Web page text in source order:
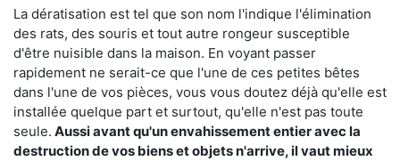
La dératisation est tel que son nom l'indique l'élimination
des rats, des souris et tout autre rongeur susceptible
d'être nuisible dans la maison. En voyant passer
rapidement ne serait-ce que l'une de ces petites bêtes
dans l'une de vos pièces, vous vous doutez déjà qu'elle est
installée quelque part et surtout, qu'elle n'est pas toute
seule. Aussi avant qu'un envahissement entier avec la
destruction de vos biens et objets n'arrive, il vaut mieux